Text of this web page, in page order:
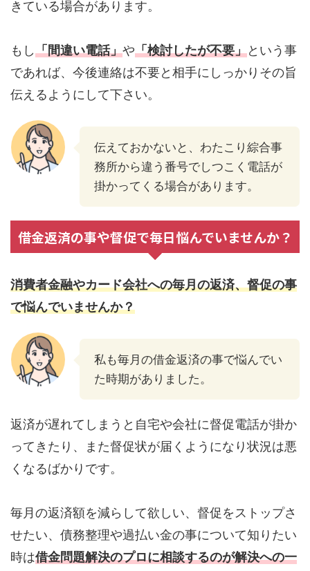
きている場合があります。
もし「間違い電話」や「検討したが不要」という事
であれば、今後連絡は不要と相手にしっかりその旨
伝えるようにして下さい。
伝えておかないと、わたこり綜合事
務所から違う番号でしつこく電話が
掛かってくる場合があります。
借金返済の事や督促で毎日悩んでいませんか？
消費者金融やカード会社への毎月の返済、督促の事
で悩んでいませんか？
私も毎月の借金返済の事で悩んでい
た時期がありました。
返済が遅れてしまうと自宅や会社に督促電話が掛か
ってきたり、また督促状が届くようになり状況は悪
くなるばかりです。
毎月の返済額を減らして欲しい、督促をストップさ
せたい、債務整理や過払い金の事について知りたい
時は借金問題解決のプロに相談するのが解決への一